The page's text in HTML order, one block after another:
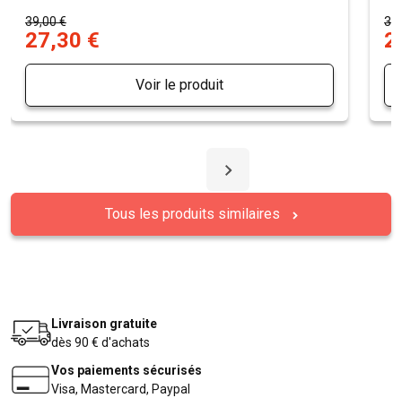
39,00 €
27,30 €
Voir le produit
Tous les produits similaires
Livraison gratuite
dès 90 € d'achats
Vos paiements sécurisés
Visa, Mastercard, Paypal